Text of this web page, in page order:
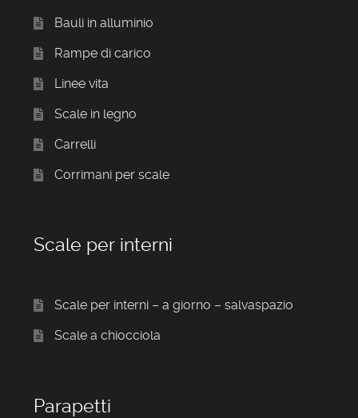
Bauli in alluminio
Rampe di carico
Linee vita
Scale in legno
Carrelli
Corrimani per scale
Scale per interni
Scale per interni – a giorno – salvaspazio
Scale a chiocciola
Parapetti